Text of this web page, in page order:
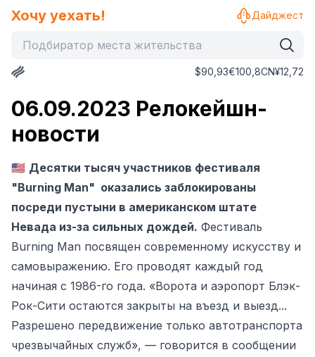
Хочу уехать!
$90,93€100,8CN¥12,72
Дайджест
06.09.2023 Релокейшн-
новости
🇺🇸 Десятки тысяч участников фестиваля
"Burning Man" оказались заблокированы
посреди пустыни в американском штате
Невада из-за сильных дождей. Фестиваль
Burning Man посвящен современному искусству и
самовыражению. Его проводят каждый год
начиная с 1986-го года. «Ворота и аэропорт Блэк-
Рок-Сити остаются закрыты на въезд и выезд...
Разрешено передвижение только автотранспорта
чрезвычайных служб», — говорится в сообщении